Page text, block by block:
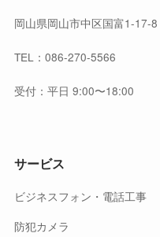
岡山県岡山市中区国富1-17-8
TEL： 086-270-5566
受付：平日 9:00〜18:00
サービス
ビジネスフォン・電話工事
防犯カメラ